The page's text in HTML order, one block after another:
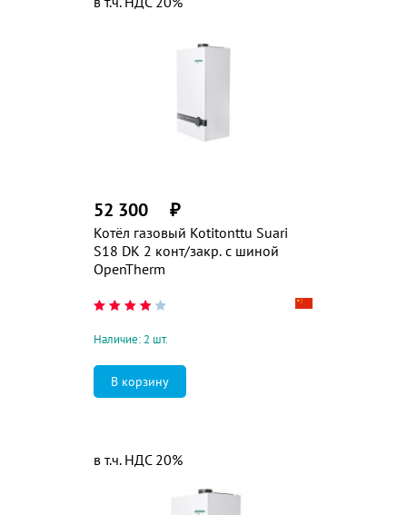
Котёл газовый Kotitonttu Suari
S18 DK 2 конт/закр. с шиной
OpenTherm
52 300 ₽
Наличие: 2 шт.
в т.ч. НДС 20%